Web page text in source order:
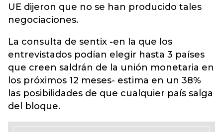
UE dijeron que no se han producido tales
negociaciones.
La consulta de sentix -en la que los
entrevistados podían elegir hasta 3 países
que creen saldrán de la unión monetaria en
los próximos 12 meses- estima en un 38%
las posibilidades de que cualquier país salga
del bloque.